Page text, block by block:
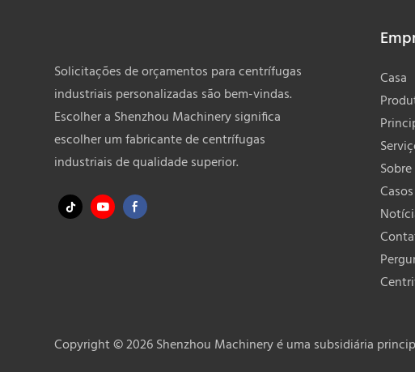
Solicitações de orçamentos para centrífugas
industriais personalizadas são bem-vindas.
Escolher a Shenzhou Machinery significa
escolher um fabricante de centrífugas
industriais de qualidade superior.
Casa
Casos
Copyright © 2026 Shenzhou Machinery é uma subsidiária